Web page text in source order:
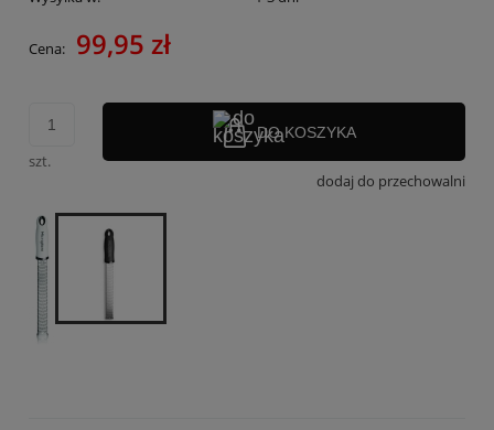
Cena: 99,95 zł
szt.
DO KOSZYKA
dodaj do przechowalni